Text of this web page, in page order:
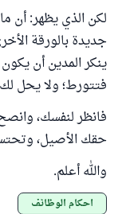
لكن الذي يظهر: أن
جديدة بالورقة
ينكر المدين أن
فتتورط؛ ولا يحل
فانظر لنفسك،
حقك الأصيل،
والله أعلم.
أحكام الوظائف